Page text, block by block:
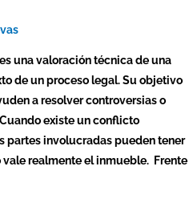
una valoración técnica de una
de un proceso legal. Su objetivo
a resolver controversias o
existe un conflicto
partes involucradas pueden tener
realmente el inmueble. Frente